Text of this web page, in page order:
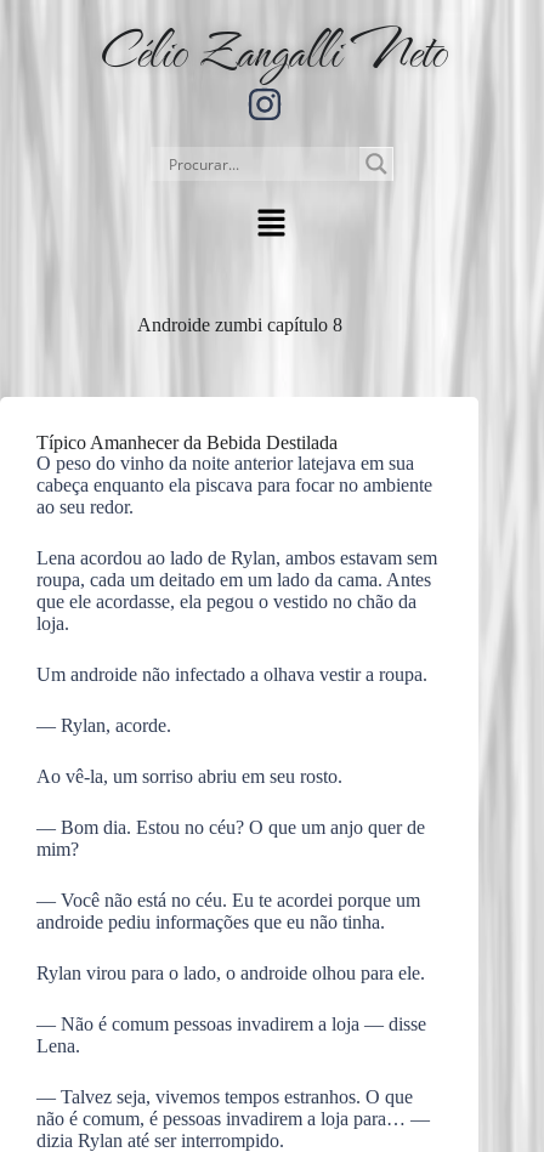
Célio Zangalli Neto
Androide zumbi capítulo 8
Típico Amanhecer da Bebida Destilada
O peso do vinho da noite anterior latejava em sua
cabeça enquanto ela piscava para focar no ambiente
ao seu redor.
Lena acordou ao lado de Rylan, ambos estavam sem
roupa, cada um deitado em um lado da cama. Antes
que ele acordasse, ela pegou o vestido no chão da
loja.
Um androide não infectado a olhava vestir a roupa.
— Rylan, acorde.
Ao vê-la, um sorriso abriu em seu rosto.
— Bom dia. Estou no céu? O que um anjo quer de
mim?
— Você não está no céu. Eu te acordei porque um
androide pediu informações que eu não tinha.
Rylan virou para o lado, o androide olhou para ele.
— Não é comum pessoas invadirem a loja — disse
Lena.
— Talvez seja, vivemos tempos estranhos. O que
não é comum, é pessoas invadirem a loja para… —
dizia Rylan até ser interrompido.